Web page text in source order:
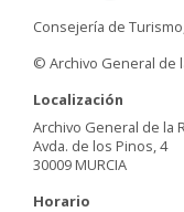
Consejería de
© Archivo General de
Localización
Archivo General de la
Avda. de los Pinos, 4
30009 MURCIA
Horario